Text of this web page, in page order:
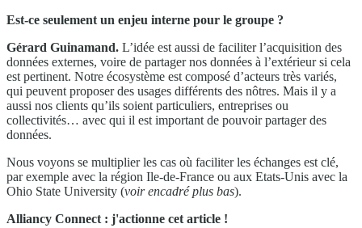
Est-ce seulement un enjeu interne pour le groupe ?
Gérard Guinamand. L’idée est aussi de faciliter l’acquisition des
données externes, voire de partager nos données à l’extérieur si cela
est pertinent. Notre écosystème est composé d’acteurs très variés,
qui peuvent proposer des usages différents des nôtres. Mais il y a
aussi nos clients qu’ils soient particuliers, entreprises ou
collectivités… avec qui il est important de pouvoir partager des
données.
Nous voyons se multiplier les cas où faciliter les échanges est clé,
par exemple avec la région Ile-de-France ou aux Etats-Unis avec la
Ohio State University (voir encadré plus bas).
Alliancy Connect : j'actionne cet article !